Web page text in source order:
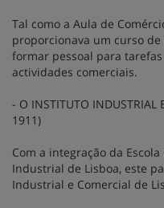
Tal como a Aula de
proporcionava um curso
formar pessoal para
actividades comerciais.
- O INSTITUTO INDUSTRIAL
1911)
Com a integração da
Industrial de Lisboa, este
Industrial e Comercial de